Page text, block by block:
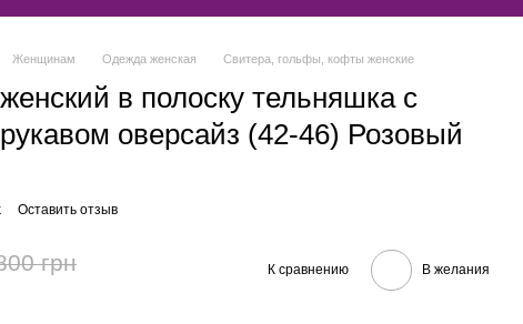
Женщинам Одежда женская Свитера, гольфы, кофты женские
в полоску тельняшка с
оверсайз (42-46) Розовый
Оставить отзыв
грн К сравнению В желания